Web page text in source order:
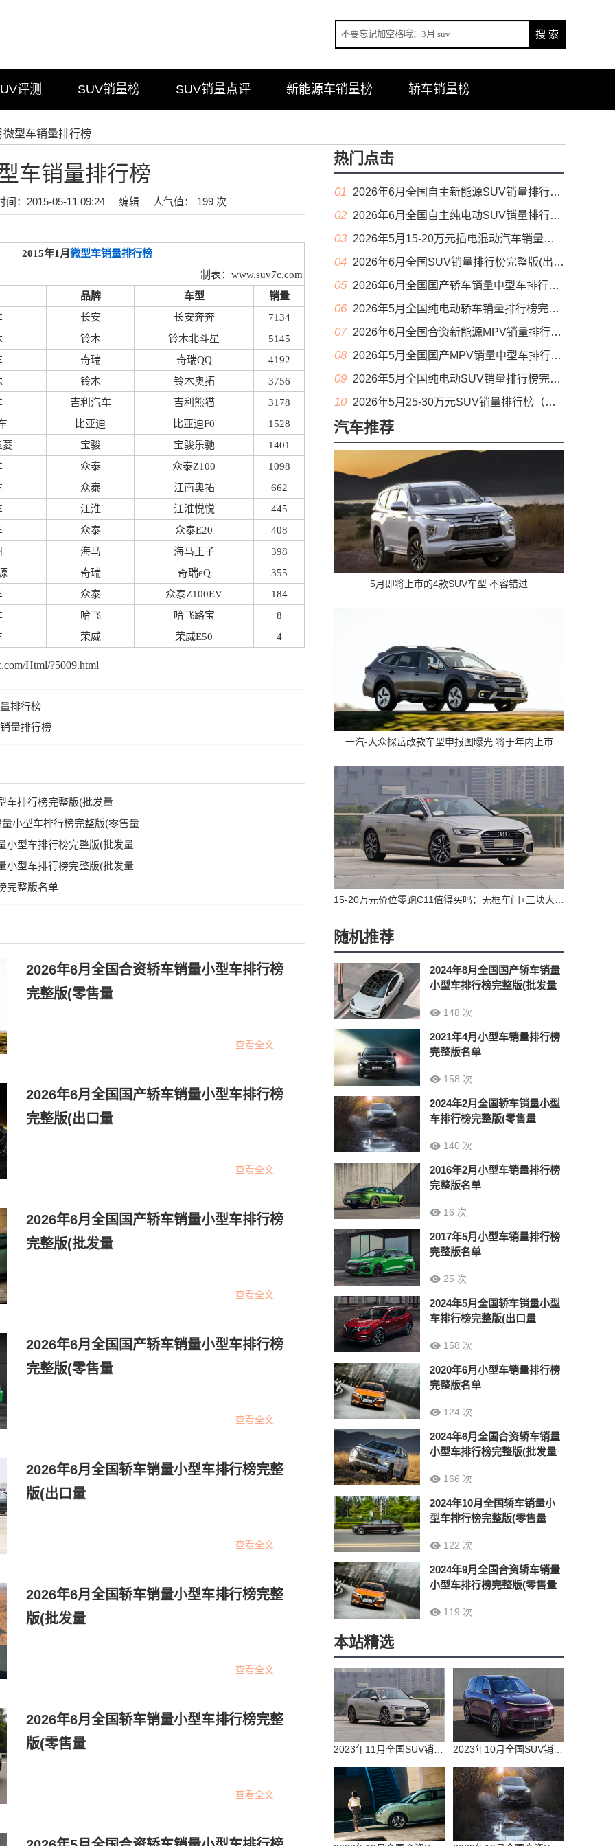
评测 SUV销量榜 SUV销量点评 新能源车销量榜 轿车销量榜
微型车销量排行榜
车销量排行榜
间：2015-05-11 09:24 编辑 人气值： 199 次
2015年1月微型车销量排行榜
制表：www.suv7c.com
品牌
车型
销量
长安 长安奔奔
7134
铃木 铃木北斗星
5145
奇瑞 奇瑞QQ
4192
铃木 铃木奥拓
3756
吉利汽车 吉利熊猫
3178
比亚迪 比亚迪F0
1528
菱
宝骏 宝骏乐驰
1401
众泰 众泰Z100
1098
众泰 江南奥拓
662
江淮 江淮悦悦
445
众泰 众泰E20
408
海马 海马王子
398
奇瑞 奇瑞eQ
355
众泰 众泰Z100EV
184
哈飞 哈飞路宝
8
荣威 荣威E50 4
Html/?5009.html
排行榜
量排行榜
车排行榜完整版(批发量
小型车排行榜完整版(零售量
小型车排行榜完整版(批发量
小型车排行榜完整版(批发量
完整版名单
2026年6月全国合资轿车销量小型车排行榜
完整版(零售量
查看全文
2026年6月全国国产轿车销量小型车排行榜
完整版(出口量
查看全文
2026年6月全国国产轿车销量小型车排行榜
完整版(批发量
查看全文
2026年6月全国国产轿车销量小型车排行榜
完整版(零售量
查看全文
2026年6月全国轿车销量小型车排行榜完整
版(出口量
查看全文
2026年6月全国轿车销量小型车排行榜完整
版(批发量
查看全文
2026年6月全国轿车销量小型车排行榜完整
版(零售量
查看全文
热门点击
01 2026年6月全国自主新能源SUV销量排行榜完整版(零售量
02 2026年6月全国自主纯电动SUV销量排行榜完整版(零售量
03 2026年5月15-20万元插电混动汽车销量排行榜（零售量）
04 2026年6月全国SUV销量排行榜完整版(出口量
05 2026年6月全国国产轿车销量中型车排行榜完整版(零售量
06 2026年5月全国纯电动轿车销量排行榜完整版(批发量
07 2026年6月全国合资新能源MPV销量排行榜完整版(零售量
08 2026年5月全国国产MPV销量中型车排行榜完整版(出口量
09 2026年5月全国纯电动SUV销量排行榜完整版(零售量
10 2026年5月25-30万元SUV销量排行榜（零售量）
汽车推荐
5月即将上市的4款SUV车型 不容错过
一汽-大众探岳改款车型申报图曝光 将于年内上市
随机推荐
2024年8月全国国产轿车销量
小型车排行榜完整版(批发量
148 次
2021年4月小型车销量排行榜
完整版名单
158 次
2024年2月全国轿车销量小型
车排行榜完整版(零售量
140 次
2016年2月小型车销量排行榜
完整版名单
16 次
2017年5月小型车销量排行榜
完整版名单
25 次
2024年5月全国轿车销量小型
车排行榜完整版(出口量
158 次
2020年6月小型车销量排行榜
完整版名单
124 次
2024年6月全国合资轿车销量
小型车排行榜完整版(批发量
166 次
2024年10月全国轿车销量小
型车排行榜完整版(零售量
122 次
2024年9月全国合资轿车销量
小型车排行榜完整版(零售量
119 次
本站精选